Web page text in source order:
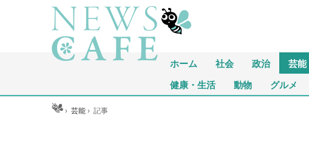
ホーム 社会 政治 芸能
健康・生活 動物 グルメ
ホーム ›芸能 ›記事